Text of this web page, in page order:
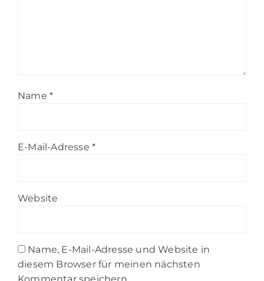
Name *
E-Mail-Adresse *
Website
Name, E-Mail-Adresse und Website in
diesem Browser für meinen nächsten